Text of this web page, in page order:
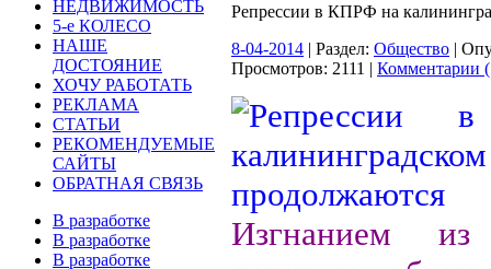
НЕДВИЖИМОСТЬ
5-е КОЛЕСО
НАШЕ
ДОСТОЯНИЕ
ХОЧУ РАБОТАТЬ
РЕКЛАМА
СТАТЬИ
РЕКОМЕНДУЕМЫЕ
САЙТЫ
ОБРАТНАЯ СВЯЗЬ
В разработке
В разработке
В разработке
Репрессии в КПРФ на
8-04-2014 | Раздел: Общество |
Просмотров: 2111 | Комментарии
Изгнанием из